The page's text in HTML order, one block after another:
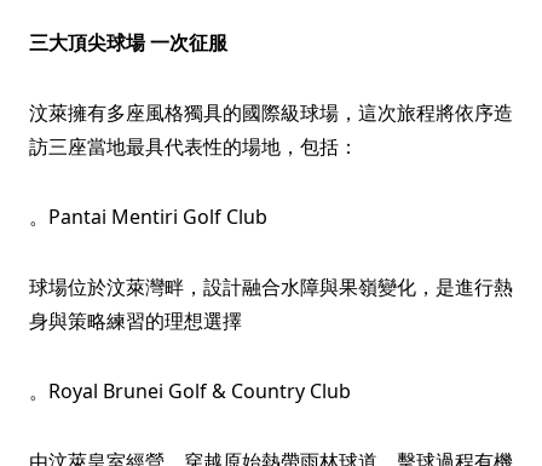
三大頂尖球場 一次征服
汶萊擁有多座風格獨具的國際級球場，這次旅程將依序造
訪三座當地最具代表性的場地，包括：
。Pantai Mentiri Golf Club
球場位於汶萊灣畔，設計融合水障與果嶺變化，是進行熱
身與策略練習的理想選擇
。Royal Brunei Golf & Country Club